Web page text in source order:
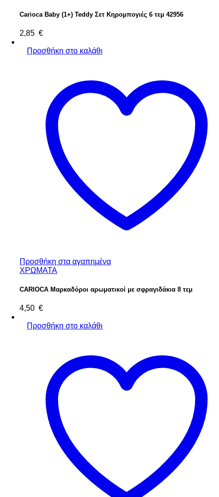
Carioca Baby (1+) Teddy Σετ Κηρομπογιές 6 τεμ 42956
2,85 €
Προσθήκη στο καλάθι
Προσθήκη στα αγαπημένα
ΧΡΩΜΑΤΑ
CARIOCA Μαρκαδόροι αρωματικοί με σφραγιδάκια 8 τεμ
4,50 €
Προσθήκη στο καλάθι